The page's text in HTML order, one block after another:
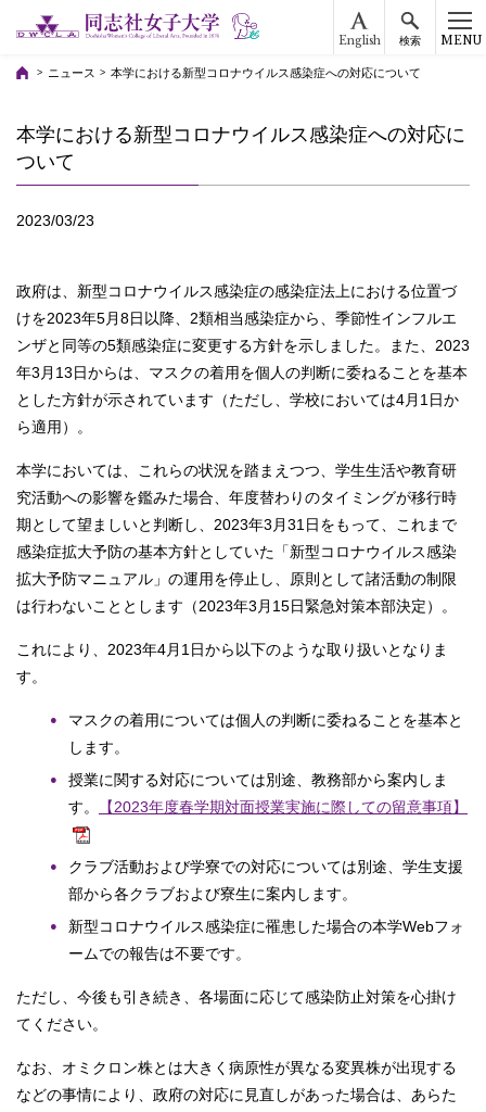
English 検索 MENU
ニュース 本学における新型コロナウイルス感染症への対応について
本学における新型コロナウイルス感染症への対応に
ついて
2023/03/23
政府は、新型コロナウイルス感染症の感染症法上における位置づ
けを2023年5月8日以降、2類相当感染症から、季節性インフルエ
ンザと同等の5類感染症に変更する方針を示しました。また、2023
年3月13日からは、マスクの着用を個人の判断に委ねることを基本
とした方針が示されています（ただし、学校においては4月1日か
ら適用）。
本学においては、これらの状況を踏まえつつ、学生生活や教育研
究活動への影響を鑑みた場合、年度替わりのタイミングが移行時
期として望ましいと判断し、2023年3月31日をもって、これまで
感染症拡大予防の基本方針としていた「新型コロナウイルス感染
拡大予防マニュアル」の運用を停止し、原則として諸活動の制限
は行わないこととします（2023年3月15日緊急対策本部決定）。
これにより、2023年4月1日から以下のような取り扱いとなりま
す。
マスクの着用については個人の判断に委ねることを基本と
します。
授業に関する対応については別途、教務部から案内しま
す。
【2023年度春学期対面授業実施に際しての留意事項】
クラブ活動および学寮での対応については別途、学生支援
部から各クラブおよび寮生に案内します。
新型コロナウイルス感染症に罹患した場合の本学Webフォ
ームでの報告は不要です。
ただし、今後も引き続き、各場面に応じて感染防止対策を心掛け
てください。
なお、オミクロン株とは大きく病原性が異なる変異株が出現する
などの事情により、政府の対応に見直しがあった場合は、あらた